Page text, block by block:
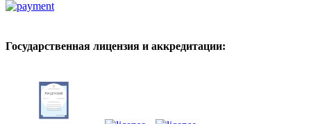
Государственная лицензия и аккредитации: